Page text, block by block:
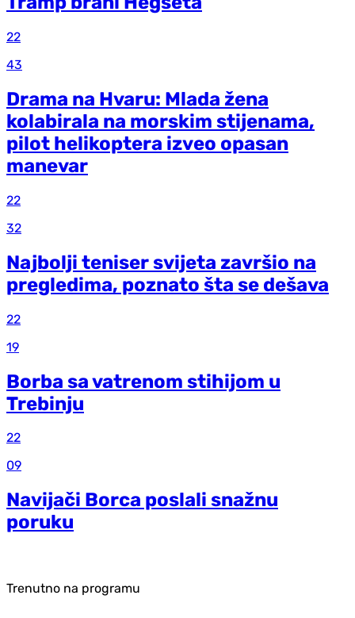
22
43
Drama na Hvaru: Mlada žena
kolabirala na morskim stijenama,
pilot helikoptera izveo opasan
manevar
22
32
Najbolji teniser svijeta završio na
pregledima, poznato šta se dešava
22
19
Borba sa vatrenom stihijom u
Trebinju
22
09
Navijači Borca poslali snažnu
poruku
Trenutno na programu